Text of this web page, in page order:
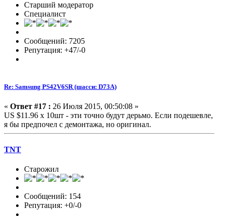
Старший модератор
Специалист
Сообщений: 7205
Репутация: +47/-0
Re: Samsung PS42V6SR (шасси: D73A)
« Ответ #17 : 26 Июля 2015, 00:50:08 »
US $11.96 х 10шт - эти точно будут дерьмо. Если подешевле,
я бы предпочел с демонтажа, но оригинал.
TNT
Старожил
Сообщений: 154
Репутация: +0/-0